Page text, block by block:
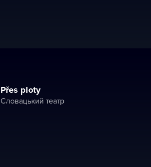
Přes ploty
Словацький театр